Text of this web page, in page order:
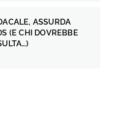
ASSURDA
(E CHI DOVREBBE